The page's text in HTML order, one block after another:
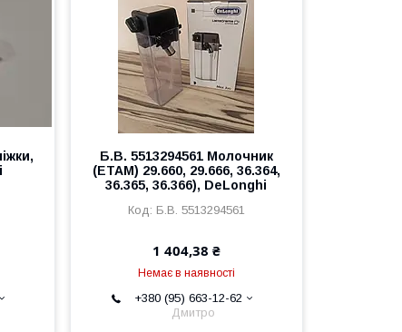
Б.В. 5513294561 Молочник
(ETAM) 29.660, 29.666, 36.364,
36.365, 36.366), DeLonghi
Б.В. 5513294561
1 404,38 ₴
Немає в наявності
+380 (95) 663-12-62
Дмитро